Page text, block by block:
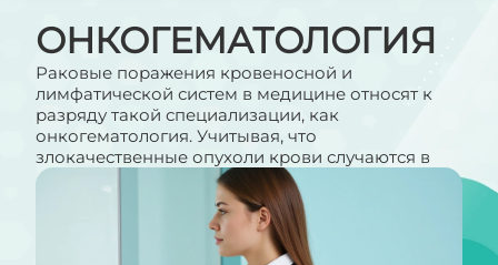
ОНКОГЕМАТОЛОГИЯ
Раковые поражения кровеносной и
лимфатической систем в медицине относят к
разряду такой специализации, как
онкогематология. Учитывая, что
злокачественные опухоли крови случаются в